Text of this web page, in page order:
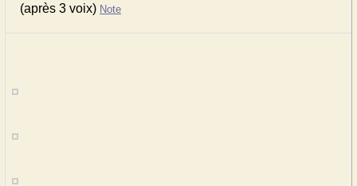
(après 3 voix) Note